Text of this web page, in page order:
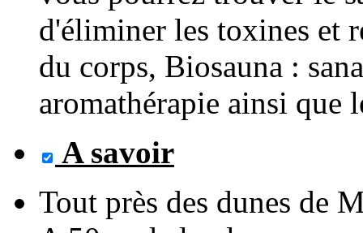
d'éliminer les toxines et
du corps, Biosauna :
aromathérapie ainsi que
A savoir
Tout près des dunes de